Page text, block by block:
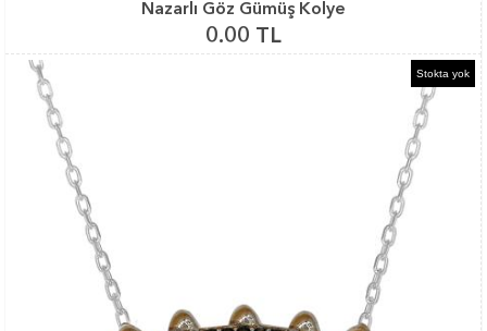
Nazarlı Göz Gümüş Kolye
0.00 TL
Stokta yok